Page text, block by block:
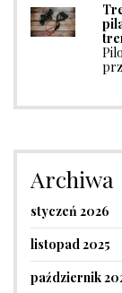
Archiwa
styczeń 2026
listopad 2025
październik